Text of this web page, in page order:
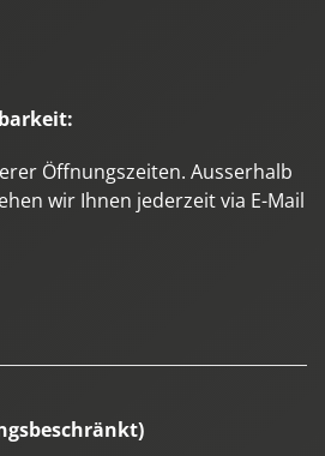
Öffnungszeiten. Ausserhalb
wir Ihnen jederzeit via E-Mail